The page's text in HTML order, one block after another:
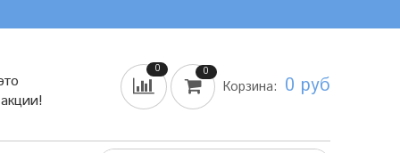
0 0
Корзина: 0 руб